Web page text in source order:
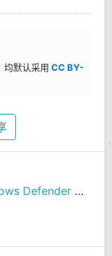
均默认采用 CC BY-
命令行cmd一键永久彻底关闭 Windows Defender 关闭自动更新